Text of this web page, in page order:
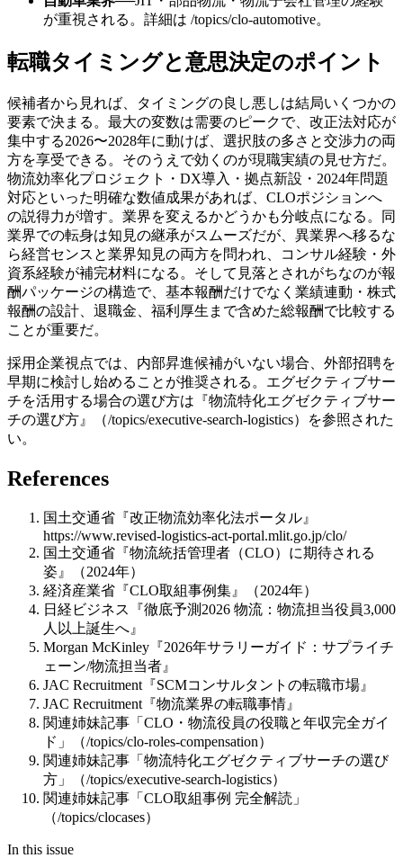
が重視される。詳細は /topics/clo-automotive。
転職タイミングと意思決定のポイント
候補者から見れば、タイミングの良し悪しは結局いくつかの
要素で決まる。最大の変数は需要のピークで、改正法対応が
集中する2026〜2028年に動けば、選択肢の多さと交渉力の両
方を享受できる。そのうえで効くのが現職実績の見せ方だ。
物流効率化プロジェクト・DX導入・拠点新設・2024年問題
対応といった明確な数値成果があれば、CLOポジションへ
の説得力が増す。業界を変えるかどうかも分岐点になる。同
業界での転身は知見の継承がスムーズだが、異業界へ移るな
ら経営センスと業界知見の両方を問われ、コンサル経験・外
資系経験が補完材料になる。そして見落とされがちなのが報
酬パッケージの構造で、基本報酬だけでなく業績連動・株式
報酬の設計、退職金、福利厚生まで含めた総報酬で比較する
ことが重要だ。
採用企業視点では、内部昇進候補がいない場合、外部招聘を
早期に検討し始めることが推奨される。エグゼクティブサー
チを活用する場合の選び方は『物流特化エグゼクティブサー
チの選び方』（/topics/executive-search-logistics）を参照された
い。
References
国土交通省『改正物流効率化法ポータル』
https://www.revised-logistics-act-portal.mlit.go.jp/clo/
国土交通省『物流統括管理者（CLO）に期待される
姿』（2024年）
経済産業省『CLO取組事例集』（2024年）
日経ビジネス『徹底予測2026 物流：物流担当役員3,000
人以上誕生へ』
Morgan McKinley『2026年サラリーガイド：サプライチ
ェーン/物流担当者』
JAC Recruitment『SCMコンサルタントの転職市場』
JAC Recruitment『物流業界の転職事情』
関連姉妹記事「CLO・物流役員の役職と年収完全ガイ
ド」（/topics/clo-roles-compensation）
関連姉妹記事「物流特化エグゼクティブサーチの選び
方」（/topics/executive-search-logistics）
関連姉妹記事「CLO取組事例 完全解読」
（/topics/clocases）
In this issue